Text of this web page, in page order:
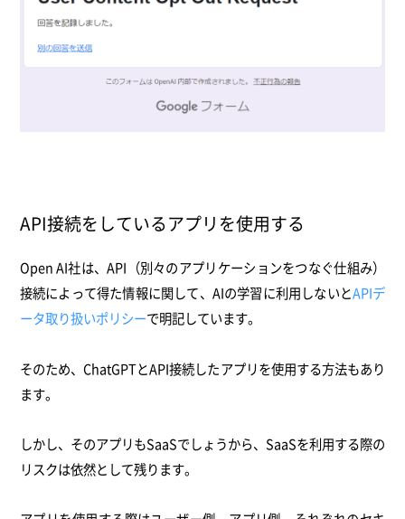
API接続をしているアプリを使用する
Open AI社は、API（別々のアプリケーションをつなぐ仕組み）
接続によって得た情報に関して、AIの学習に利用しないとAPIデ
ータ取り扱いポリシーで明記しています。
そのため、ChatGPTとAPI接続したアプリを使用する方法もあり
ます。
しかし、そのアプリもSaaSでしょうから、SaaSを利用する際の
リスクは依然として残ります。